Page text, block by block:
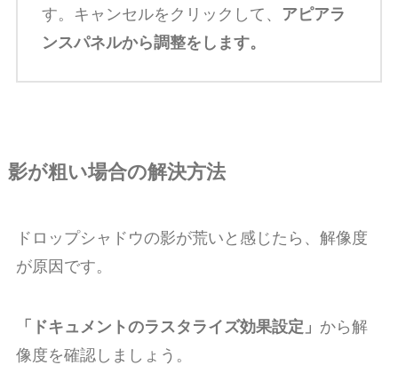
す。キャンセルをクリックして、 アピアラ
ンスパネルから調整をします。
影が粗い場合の解決方法
ドロップシャドウの影が荒いと感じたら、解像度
が原因です。
「ドキュメントのラスタライズ効果設定」 から解
像度を確認しましょう。